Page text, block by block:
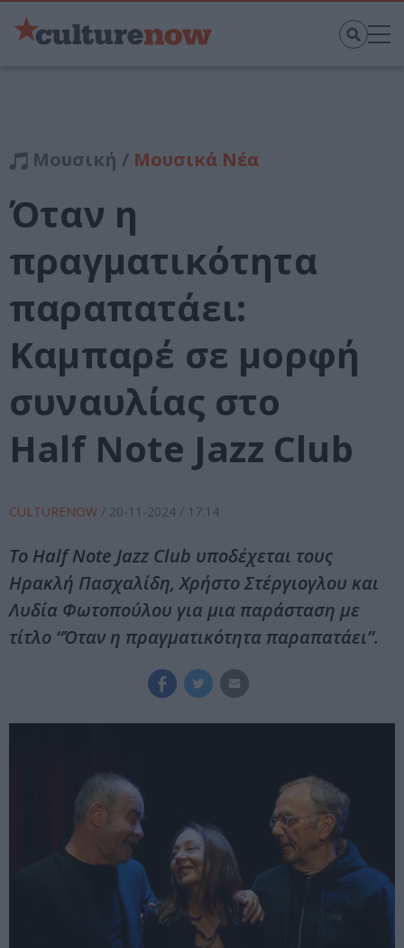
Μουσική / Μουσικά Νέα
Όταν η
πραγματικότητα
παραπατάει:
Καμπαρέ σε μορφή
συναυλίας στο
Half Note Jazz Club
CULTURENOW / 20-11-2024 / 17:14
Το Half Note Jazz Club υποδέχεται τους
Ηρακλή Πασχαλίδη, Χρήστο Στέργιογλου και
Λυδία Φωτοπούλου για μια παράσταση με
τίτλο “Όταν η πραγματικότητα παραπατάει”.